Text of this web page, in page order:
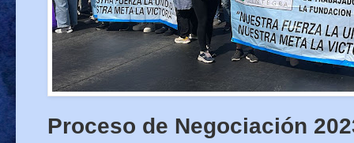
Proceso de Negociación